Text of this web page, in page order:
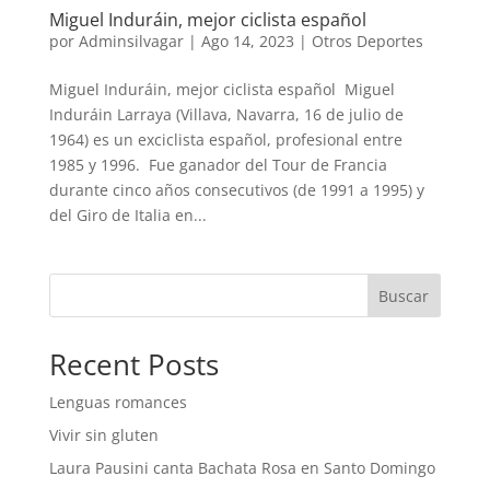
Miguel Induráin, mejor ciclista español
por Adminsilvagar| Ago 14, 2023 | Otros Deportes
Miguel Induráin, mejor ciclista español Miguel
Induráin Larraya (Villava, Navarra, 16 de julio de
1964) es un exciclista español, profesional entre
1985 y 1996. Fue ganador del Tour de Francia
durante cinco años consecutivos (de 1991 a 1995) y
del Giro de Italia en...
Buscar
Recent Posts
Lenguas romances
Vivir sin gluten
Laura Pausini canta Bachata Rosa en Santo Domingo